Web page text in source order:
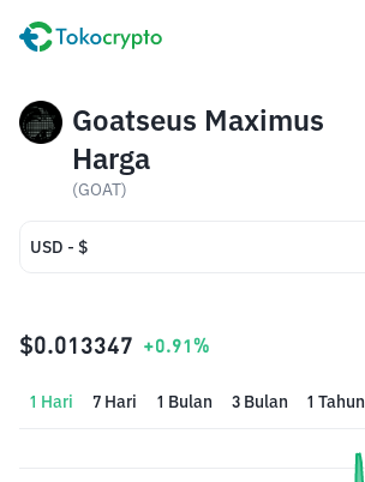
Goatseus Maximus
Harga
(GOAT)
USD - $
IDR - Rp
$0.013347 +0.91%
1 Hari 7 Hari 1 Bulan 3 Bulan 1 Tahun